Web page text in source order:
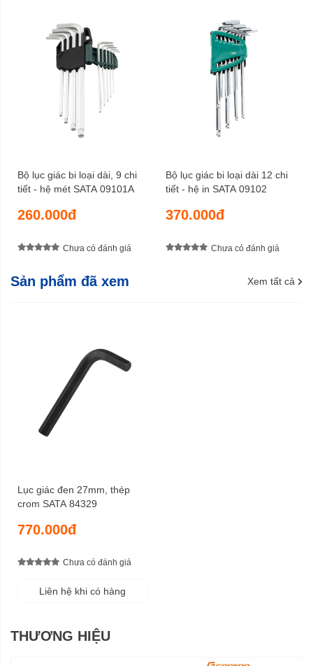
Bộ lục giác bi loại dài, 9 chi
tiết - hệ mét SATA 09101A
260.000đ
Chưa có đánh giá
Bộ lục giác bi loại dài 12 chi
tiết - hệ in SATA 09102
370.000đ
Chưa có đánh giá
Sản phẩm đã xem Xem tất cả
Lục giác đen 27mm, thép
crom SATA 84329
770.000đ
Chưa có đánh giá
Liên hệ khi có hàng
THƯƠNG HIỆU